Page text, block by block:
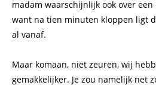
madam waarschijnlijk ook over
want na tien minuten kloppen ligt
al vanaf.
Maar komaan, niet zeuren, wij
gemakkelijker. Je zou namelijk net